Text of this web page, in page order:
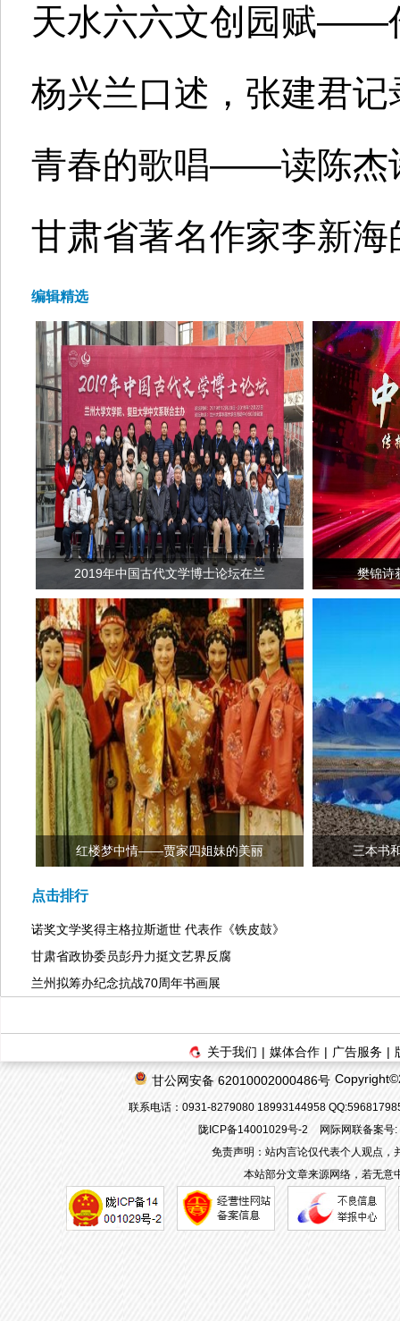
天水六六文创园赋——
杨兴兰口述，张建君
青春的歌唱——读陈杰
甘肃省著名作家李新
编辑精选
2019年中国古代文学博士论坛在兰 樊锦诗
红楼梦中情——贾家四姐妹的美丽 三本书
点击排行
诺奖文学奖得主格拉斯逝世 代表作《铁皮鼓》
甘肃省政协委员彭丹力挺文艺界反腐
兰州拟筹办纪念抗战70周年书画展
关于我们 | 媒体合作 | 广告服务 |
甘公网安备 62010002000486号
联系电话：0931-8279080 18993144958
陇ICP备14001029号-2
网际网联备案
免责声明：站内言论仅代表个人观点，
本站部分文章来源网络，若无意